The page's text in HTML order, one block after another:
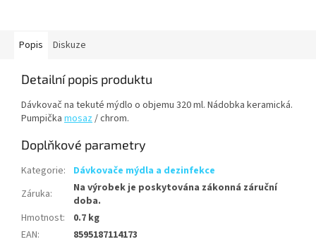
Popis Diskuze
Detailní popis produktu
Dávkovač na tekuté mýdlo o objemu 320 ml. Nádobka keramická.
Pumpička mosaz/ chrom.
Doplňkové parametry
Kategorie:
Dávkovače mýdla a dezinfekce
Záruka:
Na výrobek je poskytována zákonná záruční
doba.
Hmotnost:
0.7 kg
EAN:
8595187114173